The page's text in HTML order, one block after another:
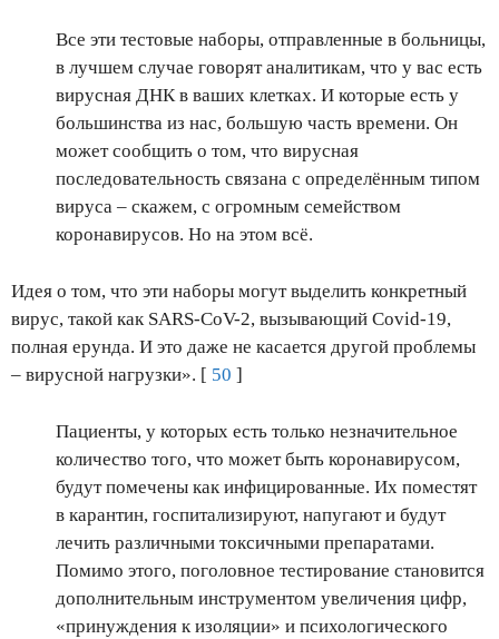
Все эти тестовые наборы, отправленные в больницы,
в лучшем случае говорят аналитикам, что у вас есть
вирусная ДНК в ваших клетках. И которые есть у
большинства из нас, большую часть времени. Он
может сообщить о том, что вирусная
последовательность связана с определённым типом
вируса – скажем, с огромным семейством
коронавирусов. Но на этом всё.
Идея о том, что эти наборы могут выделить конкретный
вирус, такой как SARS-CoV-2, вызывающий Covid-19,
полная ерунда. И это даже не касается другой проблемы
– вирусной нагрузки». [ 50 ]
Пациенты, у которых есть только незначительное
количество того, что может быть коронавирусом,
будут помечены как инфицированные. Их поместят
в карантин, госпитализируют, напугают и будут
лечить различными токсичными препаратами.
Помимо этого, поголовное тестирование становится
дополнительным инструментом увеличения цифр,
«принуждения к изоляции» и психологического